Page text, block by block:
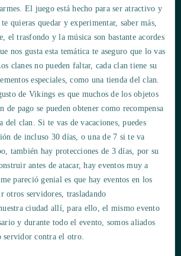
El juego está hecho para ser atractivo y
quieras quedar y experimentar, saber más,
el trasfondo y la música son bastante acordes
nos gusta esta temática te aseguro que lo vas
clanes no pueden faltar, cada clan tiene su
especiales, como una tienda del clan.
de Vikings es que muchos de los objetos
de pago se pueden obtener como recompensa
del clan. Si te vas de vacaciones, puedes
de incluso 30 días, o una de 7 si te va
también hay protecciones de 3 días, por su
antes de atacar, hay eventos muy a
pareció genial es que hay eventos en los
otros servidores, trasladando
ciudad allí, para ello, el mismo evento
y durante todo el evento, somos aliados
servidor contra el otro.